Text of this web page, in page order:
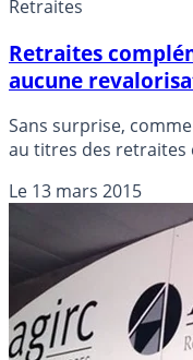
Retraites
Retraites
aucune
Sans surprise,
au titres des retraites
de retrait étant au
toujours pas assurée.
Le 13 mars 2015